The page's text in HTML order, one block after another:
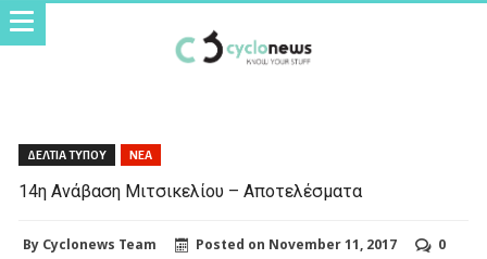
ΔΕΛΤΙΑ ΤΥΠΟΥ ΝΕΑ
14η Ανάβαση Μιτσικελίου – Αποτελέσματα
By Cyclonews Team Posted on November 11, 2017
0